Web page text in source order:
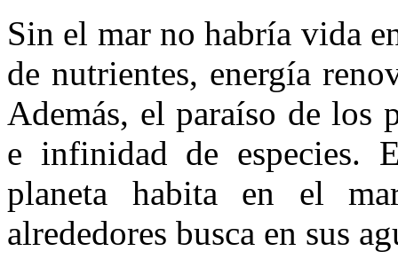
Sin el mar no habría vida
de nutrientes, energía
Además, el paraíso de los
e infinidad de especies.
planeta habita en el
alrededores busca en sus